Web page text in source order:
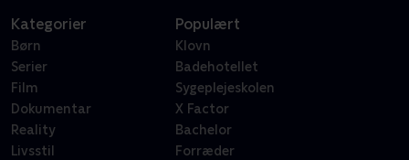
Kategorier
Børn
Serier
Film
Dokumentar
Reality
Livsstil
Populært
Klovn
Badehotellet
Sygeplejeskolen
X Factor
Bachelor
Forræder